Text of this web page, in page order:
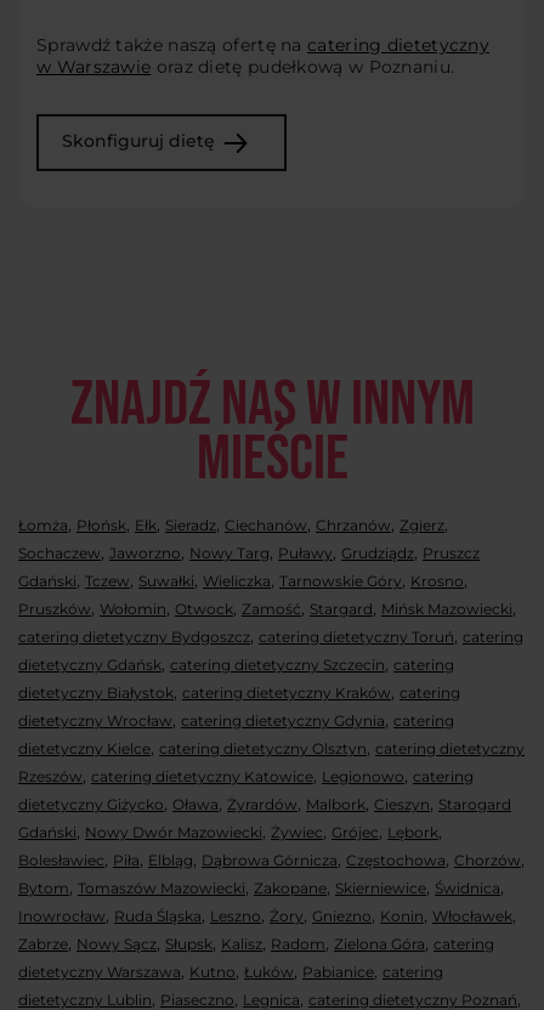
Sprawdź także naszą ofertę na catering dietetyczny
w Warszawie oraz dietę pudełkową w Poznaniu.
Skonfiguruj dietę
Znajdź nas w innym
mieście
Łomża, Płońsk, Ełk, Sieradz, Ciechanów, Chrzanów, Zgierz,
Sochaczew, Jaworzno, Nowy Targ, Puławy, Grudziądz, Pruszcz
Gdański, Tczew, Suwałki, Wieliczka, Tarnowskie Góry, Krosno,
Pruszków, Wołomin, Otwock, Zamość, Stargard, Mińsk Mazowiecki,
catering dietetyczny Bydgoszcz, catering dietetyczny Toruń, catering
dietetyczny Gdańsk, catering dietetyczny Szczecin, catering
dietetyczny Białystok, catering dietetyczny Kraków, catering
dietetyczny Wrocław, catering dietetyczny Gdynia, catering
dietetyczny Kielce, catering dietetyczny Olsztyn, catering dietetyczny
Rzeszów, catering dietetyczny Katowice, Legionowo, catering
dietetyczny Giżycko, Oława, Żyrardów, Malbork, Cieszyn, Starogard
Gdański, Nowy Dwór Mazowiecki, Żywiec, Grójec, Lębork,
Bolesławiec, Piła, Elbląg, Dąbrowa Górnicza, Częstochowa, Chorzów,
Bytom, Tomaszów Mazowiecki, Zakopane, Skierniewice, Świdnica,
Inowrocław, Ruda Śląska, Leszno, Żory, Gniezno, Konin, Włocławek,
Zabrze, Nowy Sącz, Słupsk, Kalisz, Radom, Zielona Góra, catering
dietetyczny Warszawa, Kutno, Łuków, Pabianice, catering
dietetyczny Lublin, Piaseczno, Legnica, catering dietetyczny Poznań,